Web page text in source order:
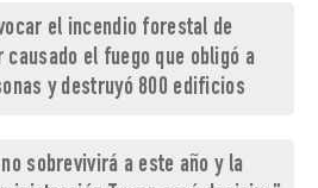
el incendio forestal de
causado el fuego que obligó a
y destruyó 800 edificios
sobrevivirá a este año y la